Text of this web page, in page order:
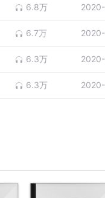
6.8万
6.7万
6.3万
6.3万